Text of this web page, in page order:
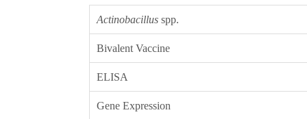
Actinobacillus spp.
Bivalent Vaccine
ELISA
Gene Expression